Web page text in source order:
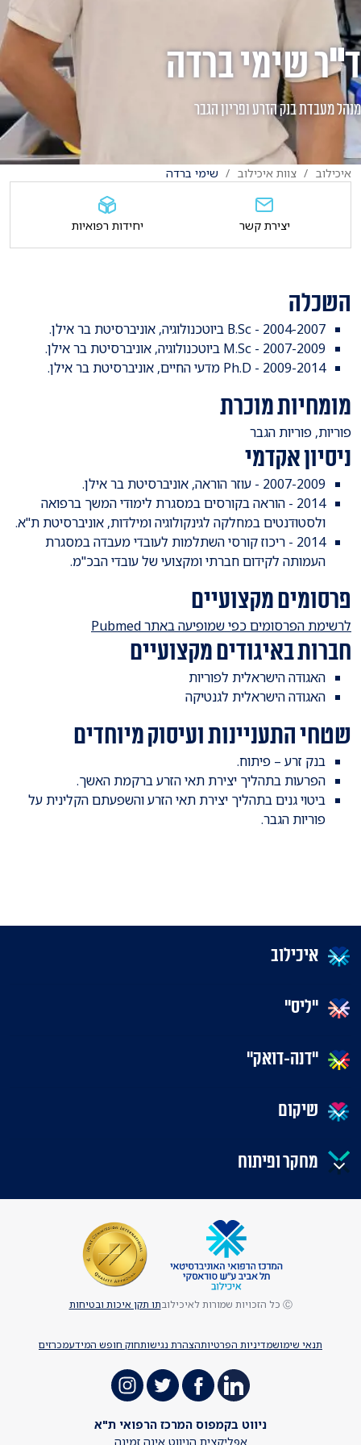
ד"ר שימי ברדה
מנהל מעבדת בנק הזרע ופריון הגבר
איכילוב צוות איכילוב שימי ברדה
השכלה
2004-2007 - B.Sc ביוטכנולוגיה, אוניברסיטת בר אילן.
2007-2009 - M.Sc ביוטכנולוגיה, אוניברסיטת בר אילן.
2009-2014 - Ph.D מדעי החיים, אוניברסיטת בר אילן.
מומחיות מוכרת
פוריות, פוריות הגבר
ניסיון אקדמי
2007-2009 - עוזר הוראה, אוניברסיטת בר אילן.
2014 - הוראה בקורסים במסגרת לימודי המשך ברפואה
ולסטודנטים במחלקה לגינקולוגיה ומילדות, אוניברסיטת ת"א.
2014 - ריכוז קורסי השתלמות לעובדי מעבדה במסגרת
העמותה לקידום חברתי ומקצועי של עובדי הבכ"מ.
פרסומים מקצועיים
לרשימת הפרסומים כפי שמופיעה באתר Pubmed
חברות באיגודים מקצועיים
האגודה הישראלית לפוריות
האגודה הישראלית לגנטיקה
שטחי התעניינות ועיסוק מיוחדים
בנק זרע – פיתוח.
הפרעות בתהליך יצירת תאי הזרע ברקמת האשך.
ביטוי גנים בתהליך יצירת תאי הזרע והשפעתם הקלינית על
פוריות הגבר.
יצירת קשר יחידות רפואיות
איכילוב
"ליס"
"דנה-דואק"
שיקום
מחקר ופיתוח
תנאי שימושמדיניות הפרטיותהצהרת נגישותחוק חופש המידעמכרזים
Ⓒ כל הזכויות שמורות לאיכילוב תו תקן איכות ובטיחות
ניווט בקמפוס המרכז הרפואי ת"א
אפליקצית הניווט אינה זמינה